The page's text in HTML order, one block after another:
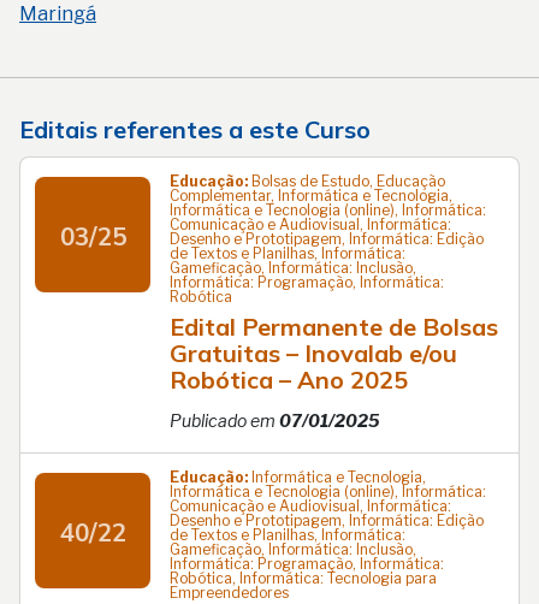
Maringá
Editais referentes a este Curso
03/25
Educação: Bolsas de Estudo, Educação
Complementar, Informática e Tecnologia,
Informática e Tecnologia (online), Informática:
Comunicação e Audiovisual, Informática:
Desenho e Prototipagem, Informática: Edição
de Textos e Planilhas, Informática:
Gameficação, Informática: Inclusão,
Informática: Programação, Informática:
Robótica
Edital Permanente de Bolsas
Gratuitas – Inovalab e/ou
Robótica – Ano 2025
Publicado em 07/01/2025
40/22
Educação: Informática e Tecnologia,
Informática e Tecnologia (online), Informática:
Comunicação e Audiovisual, Informática:
Desenho e Prototipagem, Informática: Edição
de Textos e Planilhas, Informática:
Gameficação, Informática: Inclusão,
Informática: Programação, Informática:
Robótica, Informática: Tecnologia para
Empreendedores